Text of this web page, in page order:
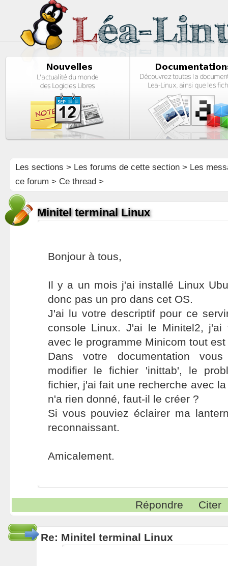
Les sections > Les forums de cette section> Les
ce forum > Ce thread >
Minitel terminal Linux
Bonjour à tous,
Il y a un mois j'ai installé Linux
donc pas un pro dans cet OS.
J'ai lu votre descriptif pour ce
console Linux. J'ai le Minitel2,
avec le programme Minicom tout est
Dans votre documentation
modifier le fichier 'inittab', le
fichier, j'ai fait une recherche avec
n'a rien donné, faut-il le créer ?
Si vous pouviez éclairer ma
reconnaissant.
Amicalement.
Répondre Citer
Re: Minitel terminal Linux